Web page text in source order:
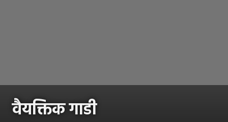
वैयक्तिक गाडी